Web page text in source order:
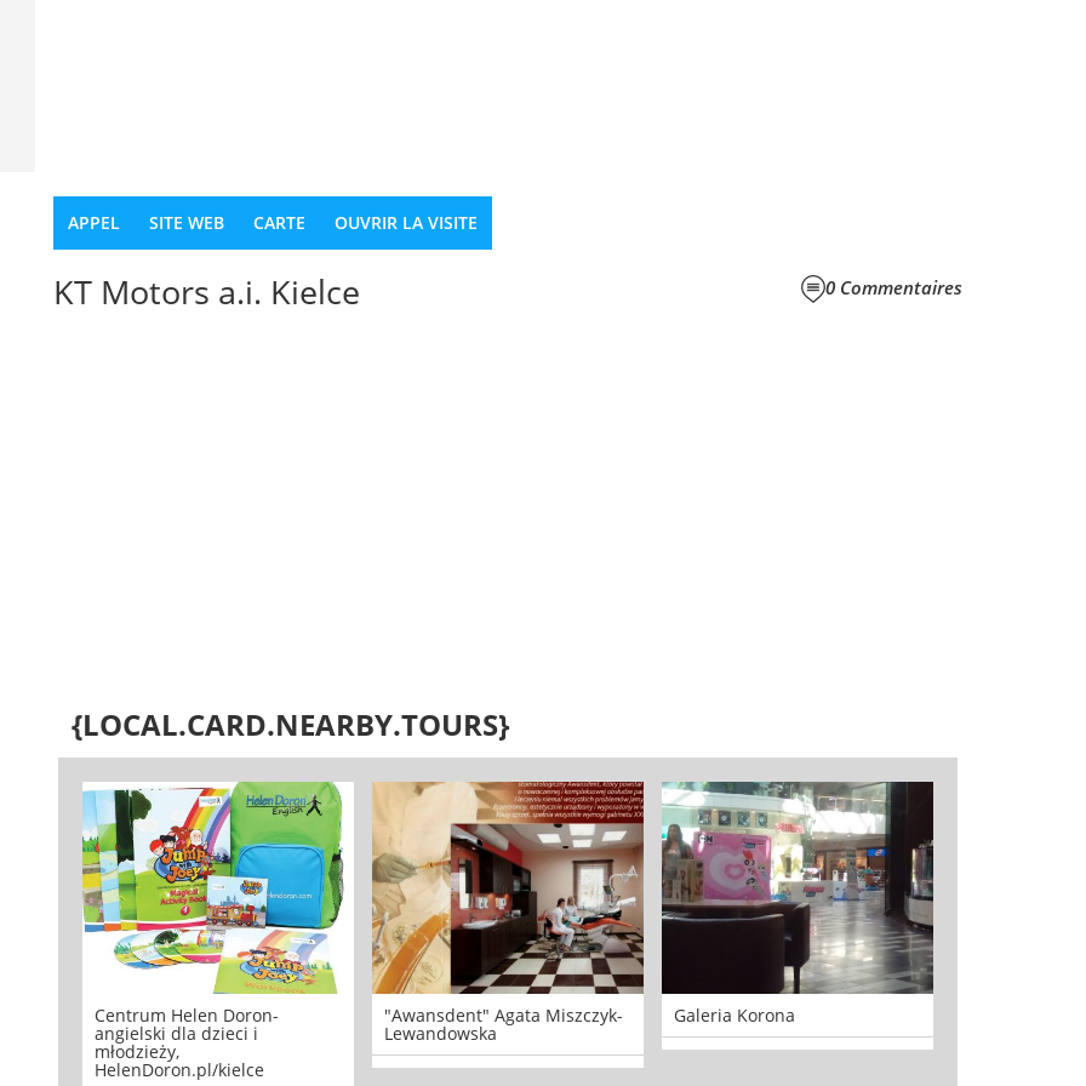
APPEL SITE WEB CARTE OUVRIR LA VISITE
0 Commentaires
KT Motors a.i. Kielce
{LOCAL.CARD.NEARBY.TOURS}
Centrum Helen Doron-
angielski dla dzieci i
młodzieży,
HelenDoron.pl/kielce
"Awansdent" Agata Miszczyk-
Lewandowska
Galeria Korona